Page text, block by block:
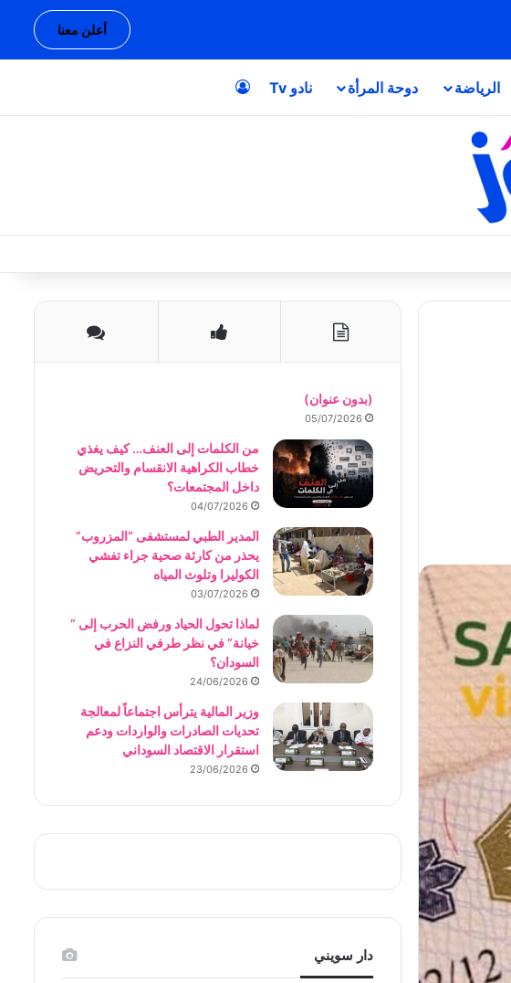
أعلن معنا
الرياضة دوحة المرأة نادو Tv
(بدون عنوان)
05/07/2026
من الكلمات إلى العنف… كيف يغذي
خطاب الكراهية الانقسام والتحريض
داخل المجتمعات؟
04/07/2026
المدير الطبي لمستشفى “المزروب”
يحذر من كارثة صحية جراء تفشي
الكوليرا وتلوث المياه
03/07/2026
لماذا تحول الحياد ورفض الحرب إلى ”
خيانة” في نظر طرفي النزاع في
السودان؟
24/06/2026
وزير المالية يترأس اجتماعاً لمعالجة
تحديات الصادرات والواردات ودعم
استقرار الاقتصاد السوداني
23/06/2026
دار سويني